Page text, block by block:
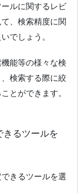
ルに関するレビ
、検索精度に関
でしょう。
能等の様々な検
検索する際に絞
とができます。
るツールを
きるツールを選